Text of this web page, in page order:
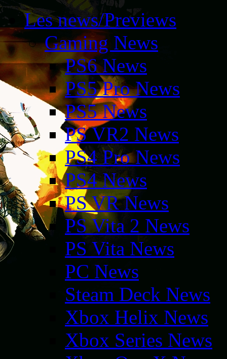
Les news/Previews
Gaming News
PS6 News
PS5 Pro News
PS5 News
PS VR2 News
PS4 Pro News
PS4 News
PS VR News
PS Vita 2 News
PS Vita News
PC News
Steam Deck News
Xbox Helix News
Xbox Series News